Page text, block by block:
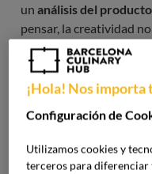
un análisis del producto
pensar, la creatividad
entrena e implica
con el resto del equipo
materializa en
selección de las
culinarias que sean
¡Hola! Nos importa
Configuración de
Utilizamos cookies y
terceros para diferenciar